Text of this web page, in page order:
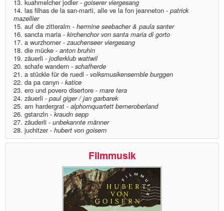
13. kuahmelcher jodler - goiserer viergesang
14. las filhas de la san-marti, alle ve la fon jeanneton - patrick
mazellier
15. auf die zitteralm - hermine seebacher & paula santer
16. sancta maria - kirchenchor von santa maria di gorto
17. a wurzhorner - zauchenseer viergesang
18. die mücke - anton bruhin
19. zäuerli - jodlerklub wattwil
20. schafe wandern - schafherde
21. a stückle für de ruedl - volksmusikensemble burggen
22. da pa canyn - katice
23. ero und povero disertore - mare tera
24. zäuerli - paul giger / jan garbarek
25. am hardergrat - alphornquartett berneroberland
26. gstanzln - kraudn sepp
27. zäuderli - unbekannte männer
28. juchitzer - hubert von goisern
Filmmusik